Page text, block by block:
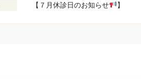
【７月休診日のお知らせ 】